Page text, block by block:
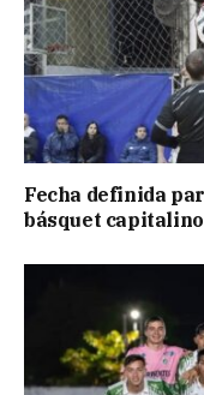
Fecha definida
básquet capitalino